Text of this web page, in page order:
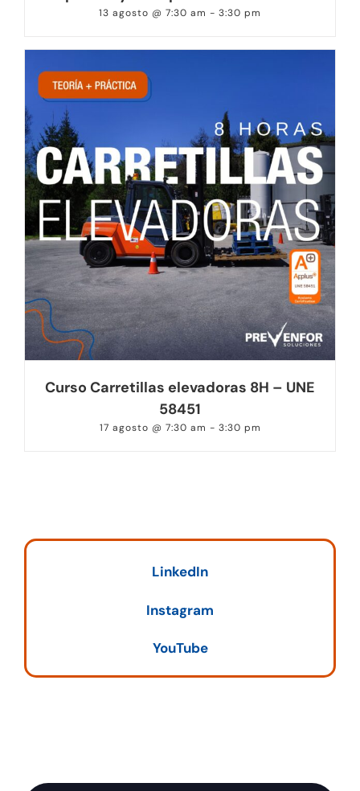
13 agosto @ 7:30 am - 3:30 pm
Curso Carretillas elevadoras 8H – UNE
58451
17 agosto @ 7:30 am - 3:30 pm
LinkedIn
Instagram
YouTube